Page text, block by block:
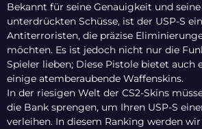
Bekannt für seine Genauigkeit und
unterdrückten Schüsse, ist der USP-S
Antiterroristen, die präzise
möchten. Es ist jedoch nicht nur die
Spieler lieben; Diese Pistole bietet auch
einige atemberaubende Waffenskins.
In der riesigen Welt der CS2-Skins
die Bank sprengen, um Ihren USP-S
verleihen. In diesem Ranking werden